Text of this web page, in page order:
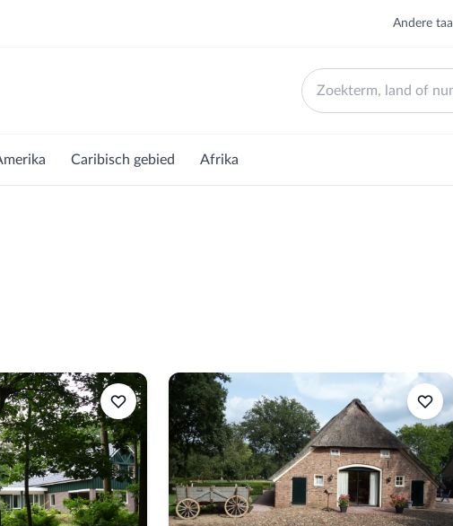
Andere taal
Caribisch gebied Afrika